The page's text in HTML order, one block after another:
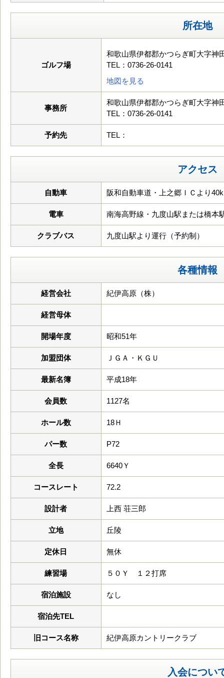
所在地
ゴルフ場
和歌山県伊都郡かつらぎ町大字神
TEL：0736-26-0141
地図を見る
事務所
和歌山県伊都郡かつらぎ町大字神
TEL：0736-26-0141
予約先 TEL：
アクセス
自動車 阪和自動車道・上之郷ＩＣより
電車 南海高野線・九度山駅または橋本
クラブバス 九度山駅より運行（予約制）
各種情報
経営会社 紀伊高原（株）
経営母体
開場年度 昭和51年
加盟団体 ＪＧＡ・ＫＧＵ
最新名簿 平成18年
会員数 1127名
ホール数 18Ｈ
パー数 P72
全長 6640Ｙ
コースレート 72.2
設計者 上西 荘三郎
立地 丘陵
定休日 無休
練習場 ５０Ｙ １２打席
宿泊施設 なし
宿泊先TEL
旧コース名称 紀伊高原カントリークラブ
入会につい